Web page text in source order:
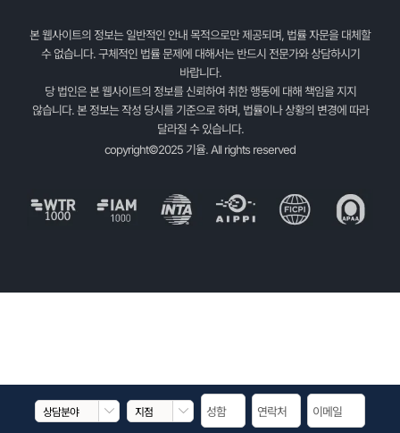
본 웹사이트의 정보는 일반적인 안내 목적으로만 제공되며, 법률 자문을 대체할
수 없습니다. 구체적인 법률 문제에 대해서는 반드시 전문가와 상담하시기
바랍니다.
당 법인은 본 웹사이트의 정보를 신뢰하여 취한 행동에 대해 책임을 지지
않습니다. 본 정보는 작성 당시를 기준으로 하며, 법률이나 상황의 변경에 따라
달라질 수 있습니다.
copyright©2025 기율. All rights reserved
 